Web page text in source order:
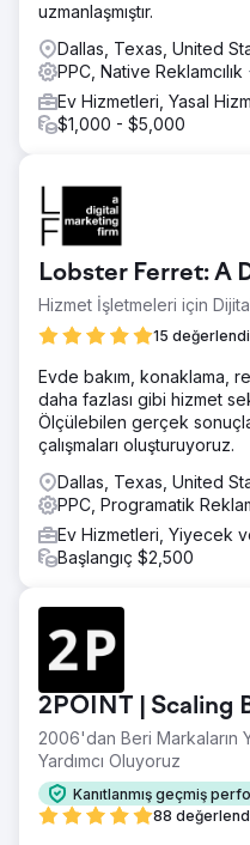
uzmanlaşmıştır.
Dallas, Texas, United
PPC, Native Reklamcılık
Ev Hizmetleri, Yasal
$1,000 - $5,000
Lobster Ferret: A
Hizmet İşletmeleri için
15
Evde bakım, konaklama,
daha fazlası gibi hizmet
Ölçülebilen gerçek
çalışmaları oluşturuyoruz.
Dallas, Texas, United
PPC, Programatik
Ev Hizmetleri, Yiyecek
Başlangıç $2,500
2POINT | Scaling
2006'dan Beri Markaların
Yardımcı Oluyoruz
Kanıtlanmış geçmiş
88